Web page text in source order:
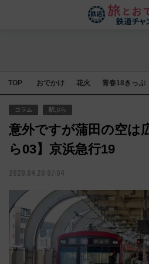
TOP おでかけ 花火 青春18きっぷ
コラム 駅ぶら
意外ですが蒲田の空は
ら03】京浜急行19
2020.04.20 07:04